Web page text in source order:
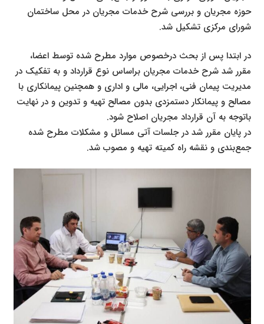
حوزه مجریان و بررسی شرح خدمات مجریان در محل ساختمان
شورای مرکزی تشکیل شد.
در ابتدا پس از بحث درخصوص موارد مطرح شده توسط اعضا،
مقرر شد شرح خدمات مجریان براساس نوع قرارداد و به تفکیک در
مدیریت پیمان فنی، اجرایی، مالی و اداری و همچنین پیمانکاری با
مصالح و پیمانکار دستمزدی بدون مصالح تهیه و تدوین و در نهایت
باتوجه به آن قرارداد مجریان اصلاح شود.
در پایان مقرر شد در جلسات آتی مسائل و مشکلات مطرح شده
جمع‌بندی و نقشه راه کمیته تهیه و مصوب شد.